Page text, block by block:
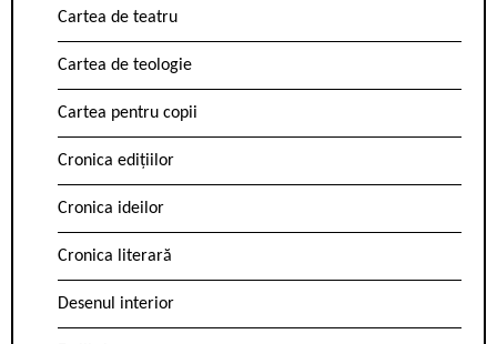
Cartea de teatru
Cartea de teologie
Cartea pentru copii
Cronica edițiilor
Cronica ideilor
Cronica literară
Desenul interior